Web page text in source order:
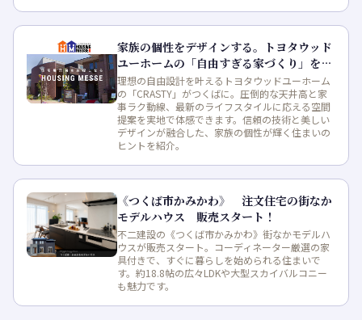
家族の個性をデザインする。トヨタウッド
ユーホームの「自由すぎる家づくり」を体
感
理想の自由設計を叶えるトヨタウッドユーホーム
の「CRASTY」がつくばに。圧倒的な天井高と家
事ラク動線、最新のライフスタイルに応える空間
提案を実地で体感できます。信頼の技術と美しい
デザインが融合した、家族の個性が輝く住まいの
ヒントを紹介。
《つくば市かみかわ》 注文住宅の街なか
モデルハウス 販売スタート！
不二建設の《つくば市かみかわ》街なかモデルハ
ウスが販売スタート。コーディネーター厳選の家
具付きで、すぐに暮らしを始められる住まいで
す。約18.8帖の広々LDKや大型スカイバルコニー
も魅力です。